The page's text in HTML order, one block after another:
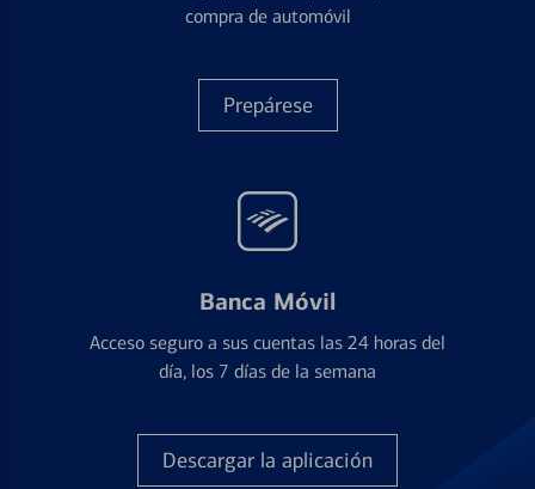
compra de automóvil
Prepárese
Banca Móvil
Acceso seguro a sus cuentas las 24 horas del
día, los 7 días de la semana
Descargar la aplicación